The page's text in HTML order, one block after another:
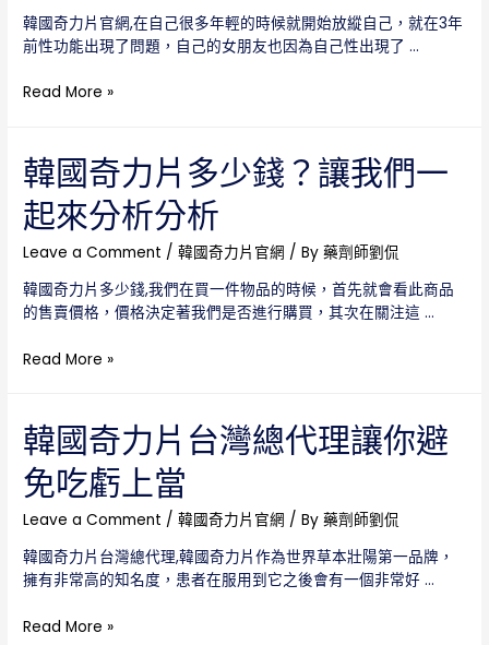
購
買
賣
時
不
貴，
這
是
為
什
麼？
韓國奇力片官網,在自己很多年輕的時候就開始放縱自己，就在3年
前性功能出現了問題，自己的女朋友也因為自己性出現了 …
韓
力
片
官
網，
讓
徹
底
掉
種
先
生
的
帽
子
Read More »
韓國奇力片多少錢？讓我們一
起來分析分析
Leave a Comment /韓國奇力片官網 / By藥劑師劉侃
韓國奇力片多少錢,我們在買一件物品的時候，首先就會看此商品
的售賣價格，價格決定著我們是否進行購買，其次在關注這 …
韓
力
片
多
少
錢？
我
們
起
Read More »
韓國奇力片台灣總代理讓你避
免吃虧上當
Leave a Comment /韓國奇力片官網 / By藥劑師劉侃
韓國奇力片台灣總代理,韓國奇力片作為世界草本壯陽第一品牌，
擁有非常高的知名度，患者在服用到它之後會有一個非常好 …
韓
Read More »